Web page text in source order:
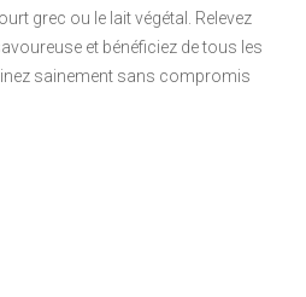
grec ou le lait végétal. Relevez
et bénéficiez de tous les
sainement sans compromis